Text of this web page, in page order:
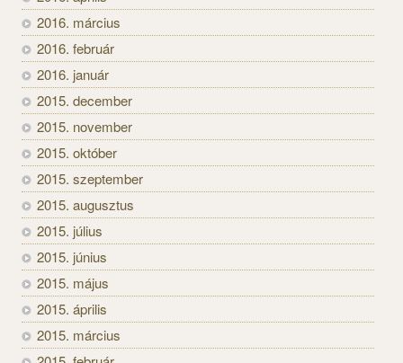
2016. március
2016. február
2016. január
2015. december
2015. november
2015. október
2015. szeptember
2015. augusztus
2015. július
2015. június
2015. május
2015. április
2015. március